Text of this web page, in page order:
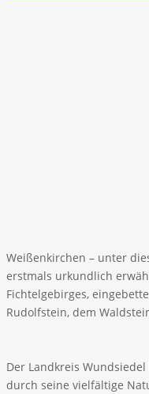
Weißenkirchen – unter
erstmals urkundlich
Fichtelgebirges,
Rudolfstein, dem
Der Landkreis
durch seine vielfältige